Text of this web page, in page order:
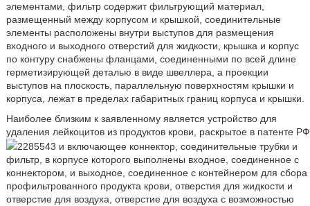
элементами, фильтр содержит фильтрующий материал,
размещенный между корпусом и крышкой, соединительные
элементы расположены внутри выступов для размещения
входного и выходного отверстий для жидкости, крышка и корпус
по контуру снабжены фланцами, соединенными по всей длине
герметизирующей деталью в виде швеллера, а проекции
выступов на плоскость, параллельную поверхностям крышки и
корпуса, лежат в пределах габаритных границ корпуса и крышки.
Наиболее близким к заявленному является устройство для
удаления лейкоцитов из продуктов крови, раскрытое в патенте РФ
2285543 и включающее коннектор, соединительные трубки и
фильтр, в корпусе которого выполнены входное, соединенное с
коннектором, и выходное, соединенное с контейнером для сбора
профильтрованного продукта крови, отверстия для жидкости и
отверстие для воздуха, отверстие для воздуха с возможностью